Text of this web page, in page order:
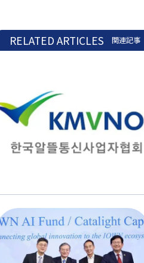
RELATED ARTICLES 関連記事